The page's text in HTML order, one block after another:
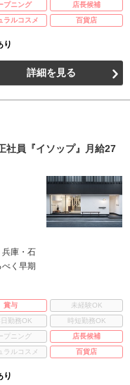
プニング
店長候補
ラルコスメ 百貨店
り
詳細を見る
社員『イソップ』月給27
兵庫・石
く早期
賞与
未経験OK
勤務OK
時短勤務OK
プニング
店長候補
ラルコスメ 百貨店
り